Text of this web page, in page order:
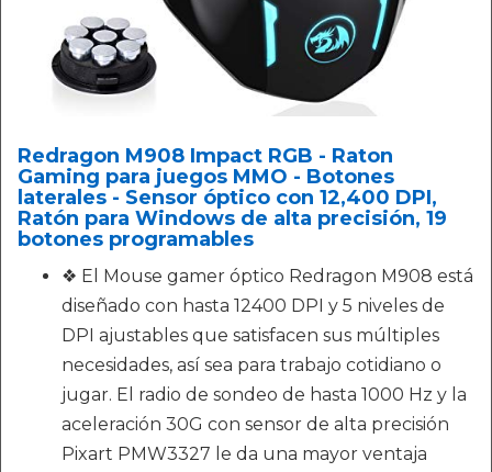
Redragon M908 Impact RGB - Raton
Gaming para juegos MMO - Botones
laterales - Sensor óptico con 12,400 DPI,
Ratón para Windows de alta precisión, 19
botones programables
❖ El Mouse gamer óptico Redragon M908 está
diseñado con hasta 12400 DPI y 5 niveles de
DPI ajustables que satisfacen sus múltiples
necesidades, así sea para trabajo cotidiano o
jugar. El radio de sondeo de hasta 1000 Hz y la
aceleración 30G con sensor de alta precisión
Pixart PMW3327 le da una mayor ventaja